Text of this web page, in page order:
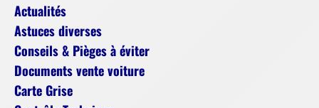
Actualités
Astuces diverses
Conseils & Pièges à éviter
Documents vente voiture
Carte Grise